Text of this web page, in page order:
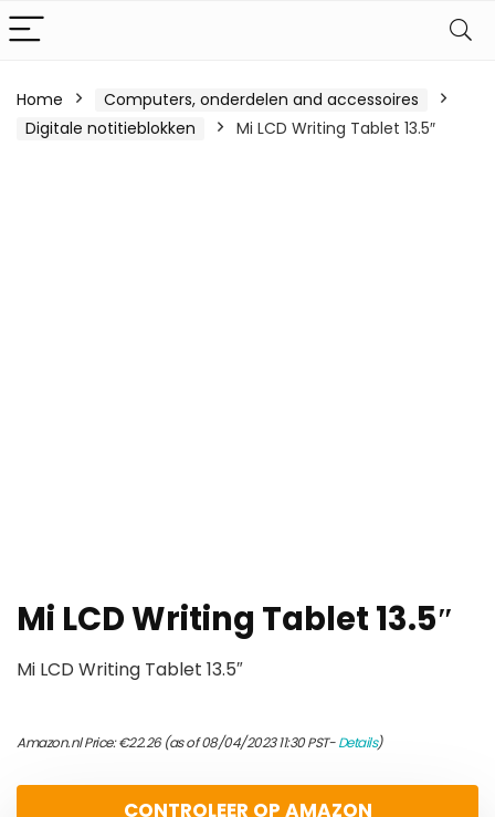
Home
Computers, onderdelen and accessoires
Digitale notitieblokken
Mi LCD Writing Tablet 13.5″
Mi LCD Writing Tablet 13.5″
Mi LCD Writing Tablet 13.5″
Amazon.nl Price:€22.26(as of 08/04/2023 11:30 PST-Details)
CONTROLEER OP AMAZON